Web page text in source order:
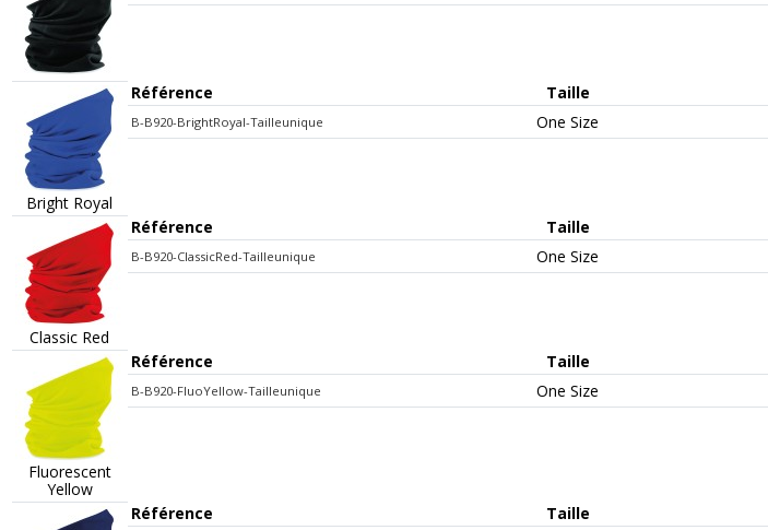
Bright Royal
Référence Taille
B-B920-BrightRoyal-Tailleunique One Size
Classic Red
Référence Taille
B-B920-ClassicRed-Tailleunique One Size
Fluorescent
Yellow
Référence Taille
B-B920-FluoYellow-Tailleunique One Size
Référence Taille